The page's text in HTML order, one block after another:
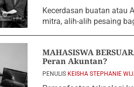
Kecerdasan buatan atau
mitra, alih-alih pesaing
MAHASISWA
Peran Akuntan?
PENULIS KEISHA STEPHANIE